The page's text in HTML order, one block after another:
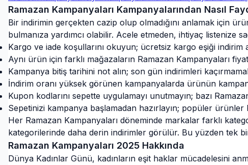
Ramazan Kampanyaları Kampanyalarından Nasıl
Bir indirimin gerçekten cazip olup olmadığını anlamak için
bulmanıza yardımcı olabilir. Acele etmeden, ihtiyaç listenize
Kargo ve iade koşullarını okuyun; ücretsiz kargo eşiği indirim
Aynı ürün için farklı mağazaların Ramazan Kampanyaları
Kampanya bitiş tarihini not alın; son gün indirimleri
İndirim oranı yüksek görünen kampanyalarda ürünün
Kupon kodlarını sepette uygulamayı unutmayın; bazı
Sepetinizi kampanya başlamadan hazırlayın; popüler
Her Ramazan Kampanyaları döneminde markalar farklı
kategorilerinde daha derin indirimler görülür. Bu yüzden tek
Ramazan Kampanyaları 2025 Hakkında
Dünya Kadınlar Günü, kadınların eşit haklar mücadelesini